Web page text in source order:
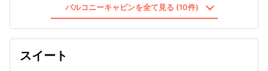
バルコニーキャビンを全て見る (10件)
スイート